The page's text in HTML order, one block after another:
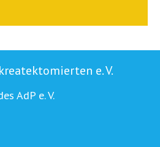
e. V.
AdP e. V.